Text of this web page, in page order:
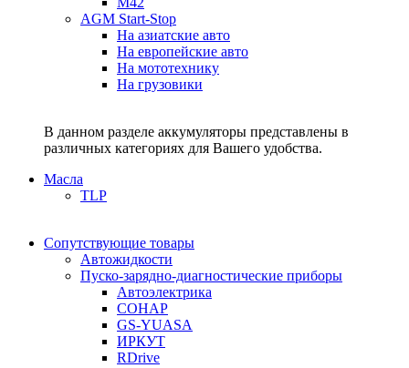
AGM Start-Stop
На азиатские авто
На европейские авто
На мототехнику
На грузовики
В данном разделе аккумуляторы представлены в
различных категориях для Вашего удобства.
Масла
TLP
Сопутствующие товары
Автожидкости
Пуско-зарядно-диагностические приборы
Автоэлектрика
СОНАР
GS-YUASA
ИРКУТ
RDrive